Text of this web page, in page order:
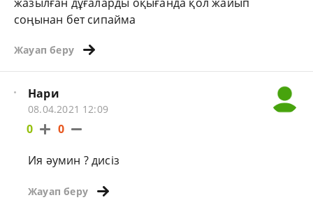
соңынан бет сипайма
Жауап беру
Нари
08.04.2021 12:09
0 0
Ия әумин ? дисіз
Жауап беру